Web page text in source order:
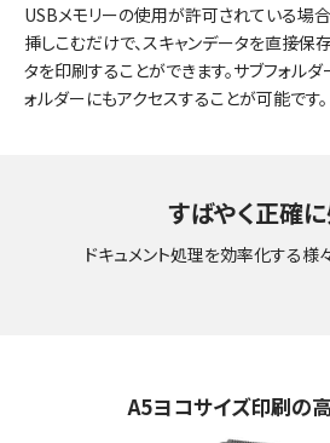
USBメモリーの使用が許可されている場
挿しこむだけで、スキャンデータを直接保
タを印刷することができます。サブフォル
ォルダーにもアクセスすることが可能です。
すばやく正確
ドキュメント処理を効率化する様
A5ヨコサイズ印刷の